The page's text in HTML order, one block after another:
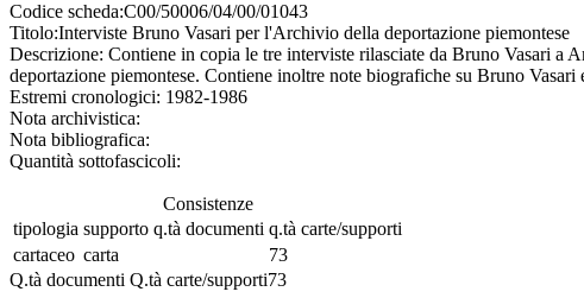
Codice scheda:C00/50006/04/00/01043
Titolo:Interviste Bruno Vasari per l'Archivio della deportazione piemontese
Descrizione: Contiene in copia le tre interviste rilasciate da Bruno Vasari a
deportazione piemontese. Contiene inoltre note biografiche su Bruno
Estremi cronologici: 1982-1986
Nota archivistica:
Nota bibliografica:
Quantità sottofascicoli:
Consistenze
tipologia supporto q.tà documenti q.tà carte/supporti
cartaceo carta
73
Q.tà documenti Q.tà carte/supporti73